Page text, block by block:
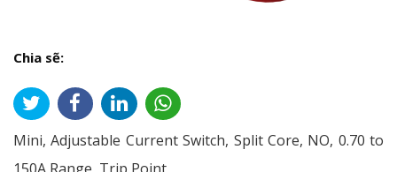
Chia sẽ:
Mini, Adjustable Current Switch, Split Core, NO, 0.70 to